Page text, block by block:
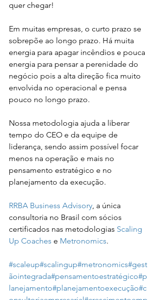
quer chegar!
Em muitas empresas, o curto prazo se
sobrepõe ao longo prazo. Há muita
energia para apagar incêndios e pouca
energia para pensar a perenidade do
negócio pois a alta direção fica muito
envolvida no operacional e pensa
pouco no longo prazo.
Nossa metodologia ajuda a liberar
tempo do CEO e da equipe de
liderança, sendo assim possível focar
menos na operação e mais no
pensamento estratégico e no
planejamento da execução.
RRBA Business Advisory, a única
consultoria no Brasil com sócios
certificados nas metodologias Scaling
Up Coaches e Metronomics.
#scaleup#scalingup#metronomics#gest
ãointegrada#pensamentoestratégico#p
lanejamento#planejamentoexecução#c